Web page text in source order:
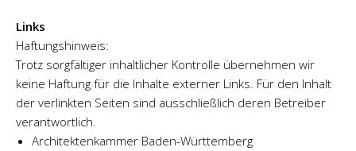
Links
Haftungshinweis:
Trotz sorgfältiger inhaltlicher Kontrolle übernehmen wir
keine Haftung für die Inhalte externer Links. Für den Inhalt
der verlinkten Seiten sind ausschließlich deren Betreiber
verantwortlich.
Architektenkammer Baden-Württemberg